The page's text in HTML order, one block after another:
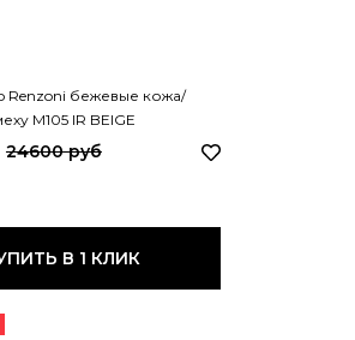
Renzoni бежевые кожа/
M105 IR BEIGE
24600 руб
КУПИТЬ В 1 КЛИК